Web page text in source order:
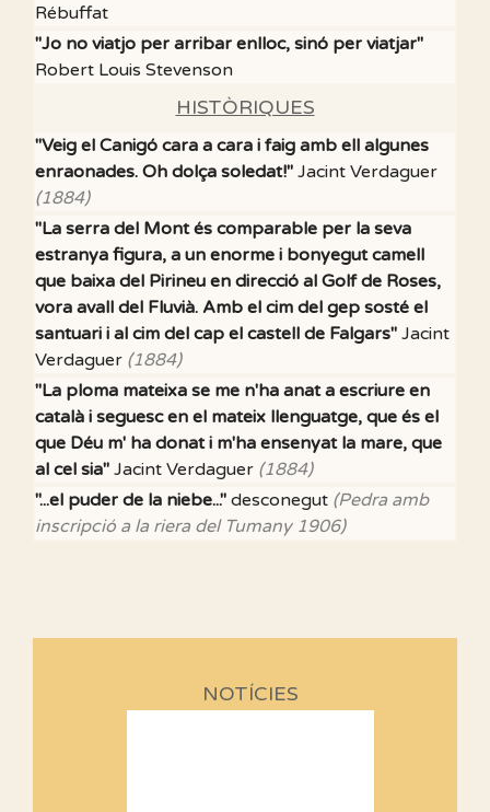
Rébuffat
"Jo no viatjo per arribar enlloc, sinó per viatjar"
Robert Louis Stevenson
HISTÒRIQUES
"Veig el Canigó cara a cara i faig amb ell algunes
enraonades. Oh dolça soledat!" Jacint Verdaguer
(1884)
"La serra del Mont és comparable per la seva
estranya figura, a un enorme i bonyegut camell
que baixa del Pirineu en direcció al Golf de Roses,
vora avall del Fluvià. Amb el cim del gep sosté el
santuari i al cim del cap el castell de Falgars" Jacint
Verdaguer (1884)
"La ploma mateixa se me n'ha anat a escriure en
català i seguesc en el mateix llenguatge, que és el
que Déu m' ha donat i m'ha ensenyat la mare, que
al cel sia" Jacint Verdaguer (1884)
"...el puder de la niebe..." desconegut (Pedra amb
inscripció a la riera del Tumany 1906)
NOTÍCIES